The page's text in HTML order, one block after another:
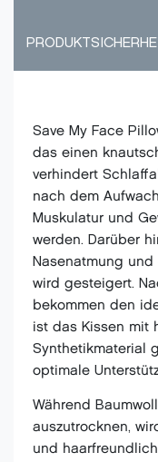
Save My Face
das einen
verhindert
nach dem
Muskulatur und
werden. Darüber
Nasenatmung
wird gesteigert.
bekommen den
ist das Kissen mit
Synthetikmaterial
optimale
Während
auszutrocknen,
und